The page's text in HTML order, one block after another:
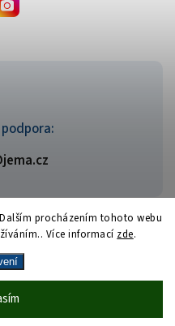
procházením tohoto webu
Více informací zde.
srpen bez
. Všechna práva vyhrazena.
| Design